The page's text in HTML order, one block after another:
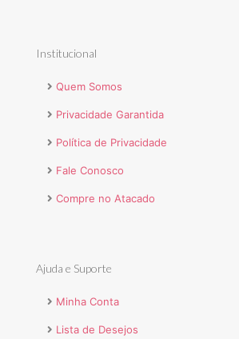
Institucional
Quem Somos
Privacidade Garantida
Política de Privacidade
Fale Conosco
Compre no Atacado
Ajuda e Suporte
Minha Conta
Lista de Desejos